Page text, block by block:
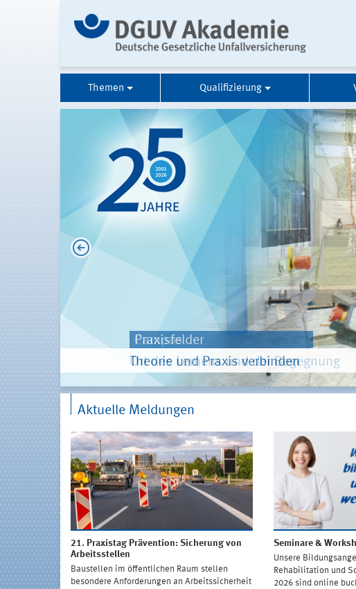
Themen Qualifizierung
Campus
Ort des Lernens und der Begegnung
Praxisfelder
Theorie und Praxis verbinden
Großer Saal
Tagungsambiente nach Wunsch
Methodenvielfalt
Wo Tagen zum Erlebnis wird
Praxistransfer
Arbeitswelten sicher und gesund
Dresden
Kunst und Kultur in perfekter Harmonie
Aktuelle Meldungen
21. Praxistag Prävention: Sicherung von
Arbeitsstellen
Baustellen im öffentlichen Raum stellen
besondere Anforderungen an Arbeitssicherheit
Seminare &
Unsere
Rehabilitation und
2026 sind online